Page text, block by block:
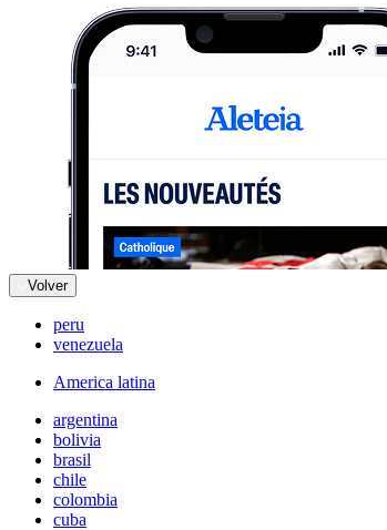
Volver
peru
venezuela
America latina
argentina
bolivia
brasil
chile
colombia
cuba